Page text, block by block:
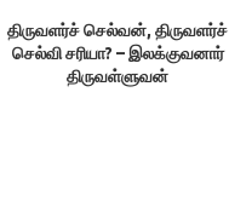
திருவளர்ச் செல்வன், திருவளர்ச்
செல்வி சரியா? – இலக்குவனார்
திருவள்ளுவன்